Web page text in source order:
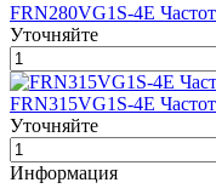
FRN280VG1S-4E
Уточняйте
FRN315VG1S-4E
Уточняйте
Информация